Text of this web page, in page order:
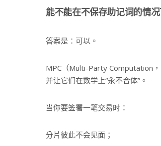
能不能在不保存助记词的情
答案是：可以。
MPC（Multi-Party Computation
并让它们在数学上“永不合体”。
当你要签署一笔交易时：
分片彼此不会见面；